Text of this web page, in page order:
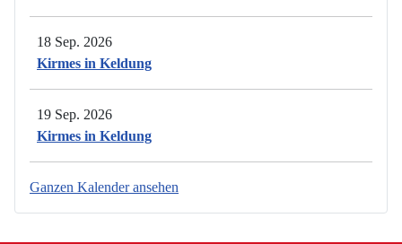
18 Sep. 2026
Kirmes in Keldung
19 Sep. 2026
Kirmes in Keldung
Ganzen Kalender ansehen